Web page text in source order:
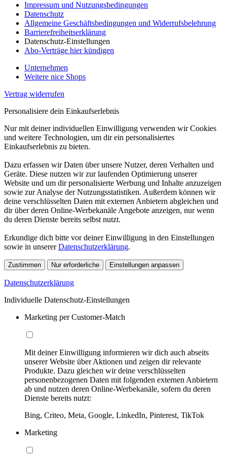
Impressum und Nutzungsbedingungen
Datenschutz
Allgemeine Geschäftsbedingungen und Widerrufsbelehrung
Barrierefreiheitserklärung
Datenschutz-Einstellungen
Abo-Verträge hier kündigen
Unternehmen
Weitere nice Shops
Vertrag widerrufen
Personalisiere dein Einkaufserlebnis
Nur mit deiner individuellen Einwilligung verwenden wir Cookies
und weitere Technologien, um dir ein personalisiertes
Einkaufserlebnis zu bieten.
Dazu erfassen wir Daten über unsere Nutzer, deren Verhalten und
Geräte. Diese nutzen wir zur laufenden Optimierung unserer
Website und um dir personalisierte Werbung und Inhalte anzuzeigen
sowie zur Analyse der Nutzungsstatistiken. Außerdem können wir
deine verschlüsselten Daten mit externen Anbietern abgleichen und
dir über deren Online-Werbekanäle Angebote anzeigen, nur wenn
du deren Dienste bereits selbst nutzt.
Erkundige dich bitte vor deiner Einwilligung in den Einstellungen
sowie in unsererDatenschutzerklärung.
Zustimmen Nur erforderliche Einstellungen anpassen
Datenschutzerklärung
Individuelle Datenschutz-Einstellungen
Marketing per Customer-Match
Mit deiner Einwilligung informieren wir dich auch abseits
unserer Website über Aktionen und zeigen dir relevante
Produkte. Dazu gleichen wir deine verschlüsselten
personenbezogenen Daten mit folgenden externen Anbietern
ab und nutzen deren Online-Werbekanäle, sofern du deren
Dienste bereits nutzt:
Bing, Criteo, Meta, Google, LinkedIn, Pinterest, TikTok
Marketing